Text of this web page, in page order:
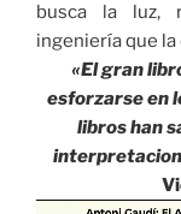
busca la luz,
ingeniería que
«El gran
esforzarse en
libros han